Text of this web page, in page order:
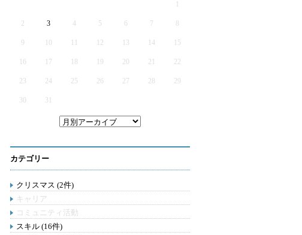
2 3 4 5 6 7
9 12 13 14 15
16 17 19 20 21 22
23 24 25 26 27 28 29
30 31
カテゴリー
クリスマス (2件)
キャリア
コミュニティ活動
スキル (16件)